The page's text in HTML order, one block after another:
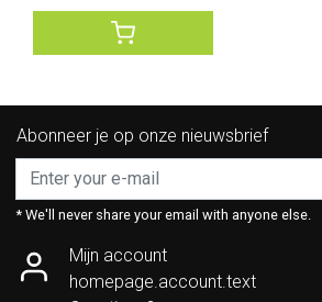
Abonneer je op onze nieuwsbrief
* We'll never share your email with anyone else.
Mijn account
homepage.account.text